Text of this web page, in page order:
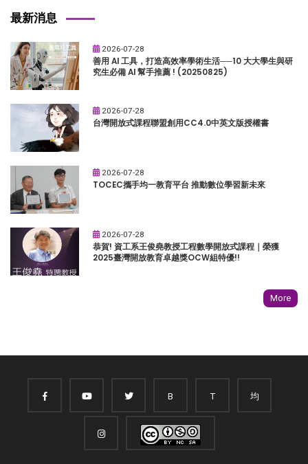
最新消息
2026-07-28
善用 AI 工具，打造高效率學術生活──10 大大學生與研
究生必備 AI 幫手推薦 ! (20250825)
2026-07-28
台灣開放式課程聯盟創用CC4.0中英文版授權書
2026-07-28
TOCEC攜手均一教育平台 推動數位學習新未來
2026-07-28
恭賀! 資工系王俊堯教授工程數學開放式課程｜榮獲
2025臺灣開放教育卓越獎OCW組特優!!
More
B T 均